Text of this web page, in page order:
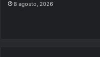
8 agosto, 2026